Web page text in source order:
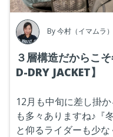
By今村（イマムラ）
３層構造だからこ
D-DRY JACKET】
12月も中旬に差し掛
も多々ありますね♪『
と仰るライダーも少な